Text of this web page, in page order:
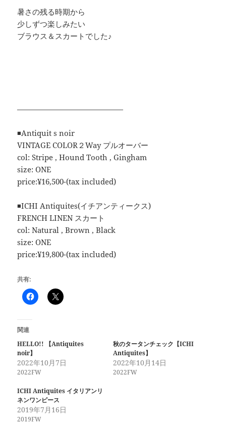
暑さの残る時期から
少しずつ楽しみたい
ブラウス＆スカートでした♪
——————————————
◾️Antiquit s noir
VINTAGE COLOR２Way プルオーバー
col: Stripe , Hound Tooth , Gingham
size: ONE
price:¥16,500-(tax included)
◾️ICHI Antiquites(イチアンティークス)
FRENCH LINEN スカート
col: Natural , Brown , Black
size: ONE
price:¥19,800-(tax included)
共有:
関連
HELLO!! 【Antiquites
noir】
2022年10月7日
2022FW
秋のタータンチェック【ICHI
Antiquites】
2022年10月14日
2022FW
ICHI Antiquites イタリアンリ
ネンワンピース
2019年7月16日
2019FW